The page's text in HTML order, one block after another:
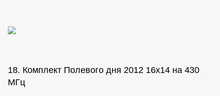
18. Комплект Полевого дня 2012 16х14 на 430
МГц